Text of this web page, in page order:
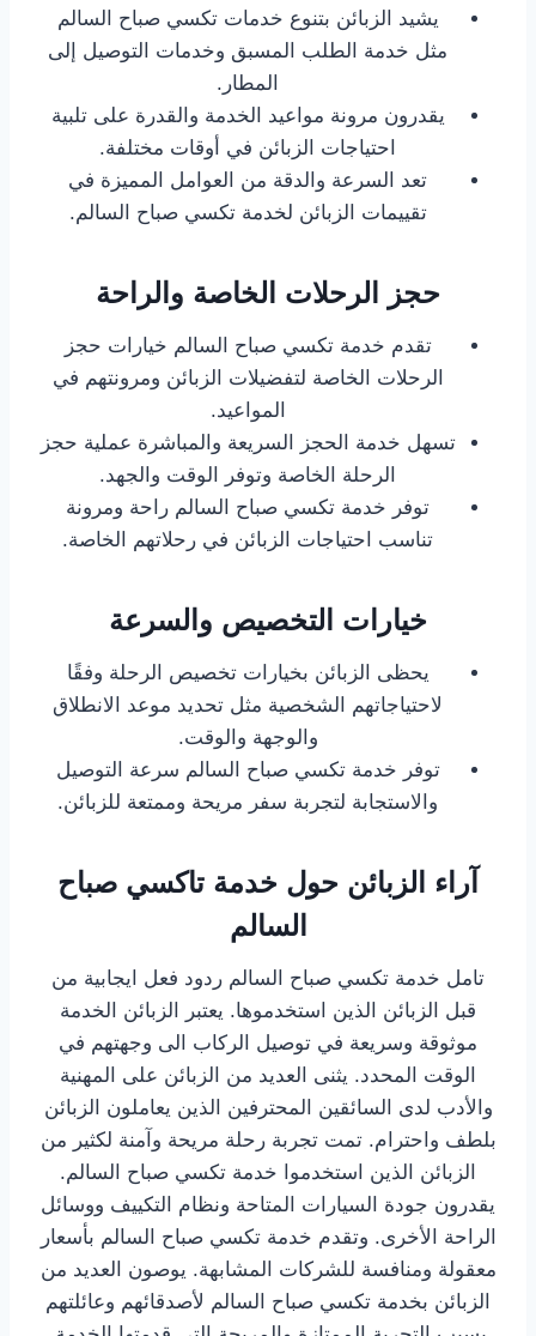
يشيد الزبائن بتنوع خدمات تكسي صباح السالم
مثل خدمة الطلب المسبق وخدمات التوصيل إلى
المطار.
يقدرون مرونة مواعيد الخدمة والقدرة على تلبية
احتياجات الزبائن في أوقات مختلفة.
تعد السرعة والدقة من العوامل المميزة في
تقييمات الزبائن لخدمة تكسي صباح السالم.
حجز الرحلات الخاصة والراحة
تقدم خدمة تكسي صباح السالم خيارات حجز
الرحلات الخاصة لتفضيلات الزبائن ومرونتهم في
المواعيد.
تسهل خدمة الحجز السريعة والمباشرة عملية حجز
الرحلة الخاصة وتوفر الوقت والجهد.
توفر خدمة تكسي صباح السالم راحة ومرونة
تناسب احتياجات الزبائن في رحلاتهم الخاصة.
خيارات التخصيص والسرعة
يحظى الزبائن بخيارات تخصيص الرحلة وفقًا
لاحتياجاتهم الشخصية مثل تحديد موعد الانطلاق
والوجهة والوقت.
توفر خدمة تكسي صباح السالم سرعة التوصيل
والاستجابة لتجربة سفر مريحة وممتعة للزبائن.
آراء الزبائن حول خدمة تاكسي صباح
السالم
تامل خدمة تكسي صباح السالم ردود فعل ايجابية من
قبل الزبائن الذين استخدموها. يعتبر الزبائن الخدمة
موثوقة وسريعة في توصيل الركاب الى وجهتهم في
الوقت المحدد. يثنى العديد من الزبائن على المهنية
والأدب لدى السائقين المحترفين الذين يعاملون الزبائن
بلطف واحترام. تمت تجربة رحلة مريحة وآمنة لكثير من
الزبائن الذين استخدموا خدمة تكسي صباح السالم.
يقدرون جودة السيارات المتاحة ونظام التكييف ووسائل
الراحة الأخرى. وتقدم خدمة تكسي صباح السالم بأسعار
معقولة ومنافسة للشركات المشابهة. يوصون العديد من
الزبائن بخدمة تكسي صباح السالم لأصدقائهم وعائلتهم